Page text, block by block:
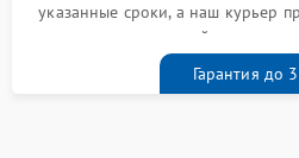
указанные сроки, а наш курьер
гарантийным
Гарантия до